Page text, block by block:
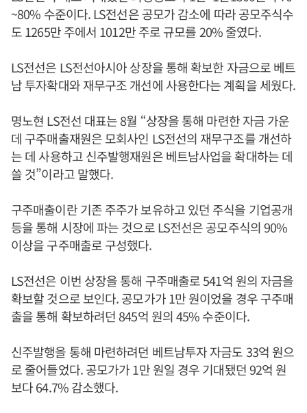
~80% 수준이다. LS전선은 공모가 감소에 따라 공모주식수
도 1265만 주에서 1012만 주로 규모를 20% 줄였다.
LS전선은 LS전선아시아 상장을 통해 확보한 자금으로 베트
남 투자확대와 재무구조 개선에 사용한다는 계획을 세웠다.
명노현 LS전선 대표는 8월 “상장을 통해 마련한 자금 가운
데 구주매출재원은 모회사인 LS전선의 재무구조를 개선하
는 데 사용하고 신주발행재원은 베트남사업을 확대하는 데
쓸 것”이라고 말했다.
구주매출이란 기존 주주가 보유하고 있던 주식을 기업공개
등을 통해 시장에 파는 것으로 LS전선은 공모주식의 90%
이상을 구주매출로 구성했다.
LS전선은 이번 상장을 통해 구주매출로 541억 원의 자금을
확보할 것으로 보인다. 공모가가 1만 원이었을 경우 구주매
출을 통해 확보하려던 845억 원의 45% 수준이다.
신주발행을 통해 마련하려던 베트남투자 자금도 33억 원으
로 줄어들었다. 공모가가 1만 원일 경우 기대됐던 92억 원
보다 64.7% 감소했다.